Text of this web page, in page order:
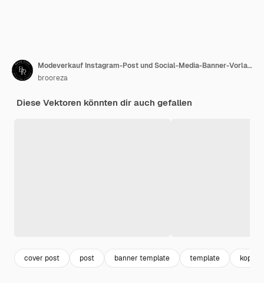
Modeverkauf Instagram-Post und Social-Media-Banner-Vorlage Premium-Vektor
brooreza
Diese Vektoren könnten dir auch gefallen
cover post post banner template template